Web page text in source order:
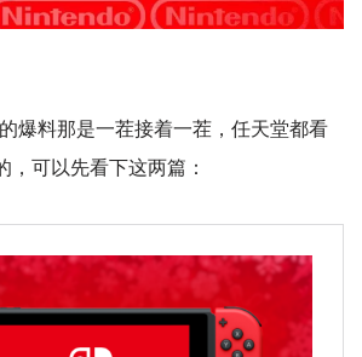
爆料那是一茬接着一茬，任天堂都看
，可以先看下这两篇：